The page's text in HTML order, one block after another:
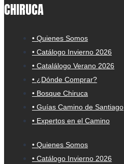
CHIRUCA
• Quienes Somos
• Catálogo Invierno 2026
• Catalálogo Verano 2026
• ¿Dónde Comprar?
• Bosque Chiruca
• Guías Camino de Santiago
• Expertos en el Camino
• Quienes Somos
• Catálogo Invierno 2026